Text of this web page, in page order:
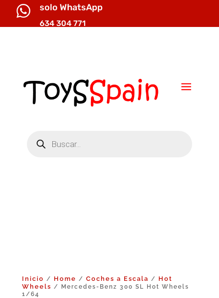
 solo WhatsApp
634 304 771
productos
Inicio / Home / Coches a Escala / Hot
Wheels / Mercedes-Benz 300 SL Hot Wheels
1/64